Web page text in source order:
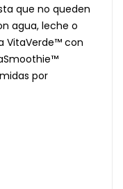
que no queden
agua, leche o
VitaVerde™ con
por